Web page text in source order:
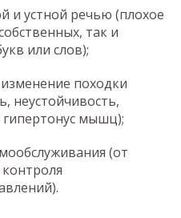
и устной речью (плохое
так и
или слов);
походки
неустойчивость,
мышц);
(от